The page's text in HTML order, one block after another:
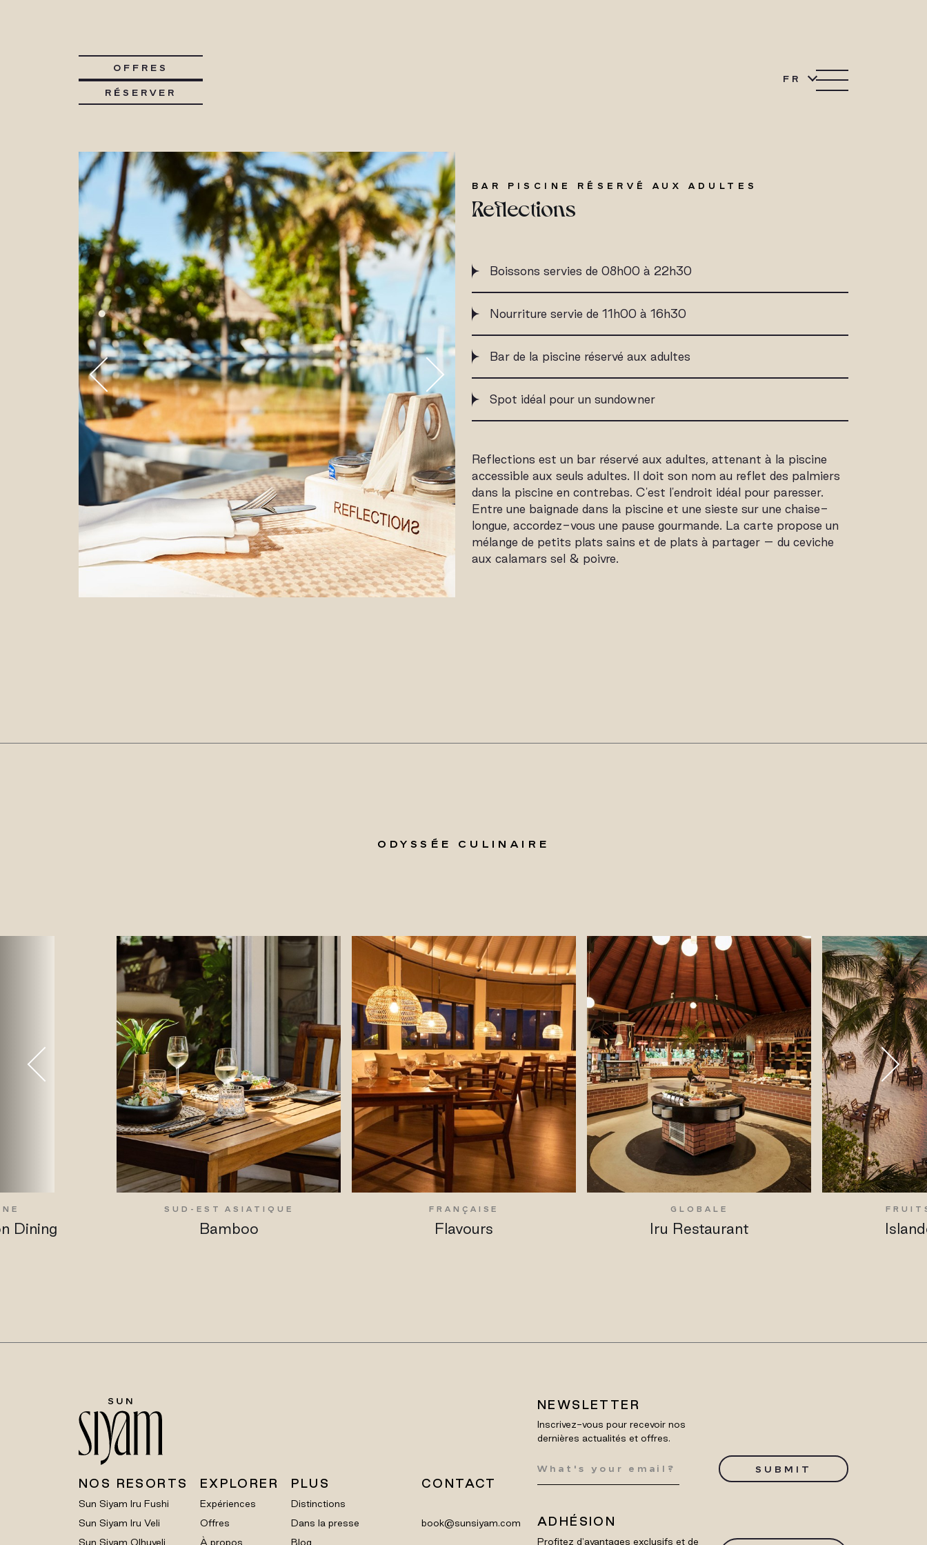
OFFRES
RÉSERVER
FR
BAR PISCINE RÉSERVÉ AUX ADULTES
Reflections
Boissons servies de 08h00 à 22h30
Nourriture servie de 11h00 à 16h30
Bar de la piscine réservé aux adultes
Spot idéal pour un sundowner
Reflections est un bar réservé aux adultes, attenant à la piscine
accessible aux seuls adultes. Il doit son nom au reflet des palmiers
dans la piscine en contrebas. C'est l'endroit idéal pour paresser.
Entre une baignade dans la piscine et une sieste sur une chaise-
longue, accordez-vous une pause gourmande. La carte propose un
mélange de petits plats sains et de plats à partager – du ceviche
aux calamars sel & poivre.
ODYSSÉE CULINAIRE
Dining
SUD-EST ASIATIQUE
Bamboo
FRANÇAISE
Flavours
GLOBALE
Iru Restaurant
NOS RESORTS
Sun Siyam Iru Fushi
Sun Siyam Iru Veli
Sun Siyam Olhuveli
EXPLORER
Expériences
Offres
À propos
PLUS
Distinctions
Dans la presse
Blog
CONTACT
book@sunsiyam.com
NEWSLETTER
Inscrivez-vous pour recevoir nos
dernières actualités et offres.
SUBMIT
ADHÉSION
Profitez d'avantages exclusifs et de